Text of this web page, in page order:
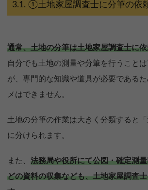
①土地家屋調査士に分筆の依
通常、土地の分筆は土地家屋調査士に
自分でも土地の測量や分筆を行うこと
が、専門的な知識や道具が必要である
メはできません。
土地の分筆の作業は大きく分類すると「
に分けられます。
また、 法務局や役所にて公図・確定測
どの資料の収集なども、土地家屋調査